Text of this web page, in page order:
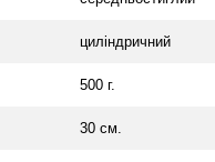
циліндричний
500 г.
30 см.